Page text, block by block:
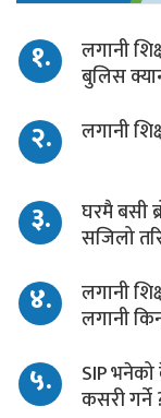
१.
लगानी
बुलिस
२. लगानी
३.
घरमै बसी
सजिलो
४.
लगानी
लगानी
५.
SIP
कसरी गर्ने